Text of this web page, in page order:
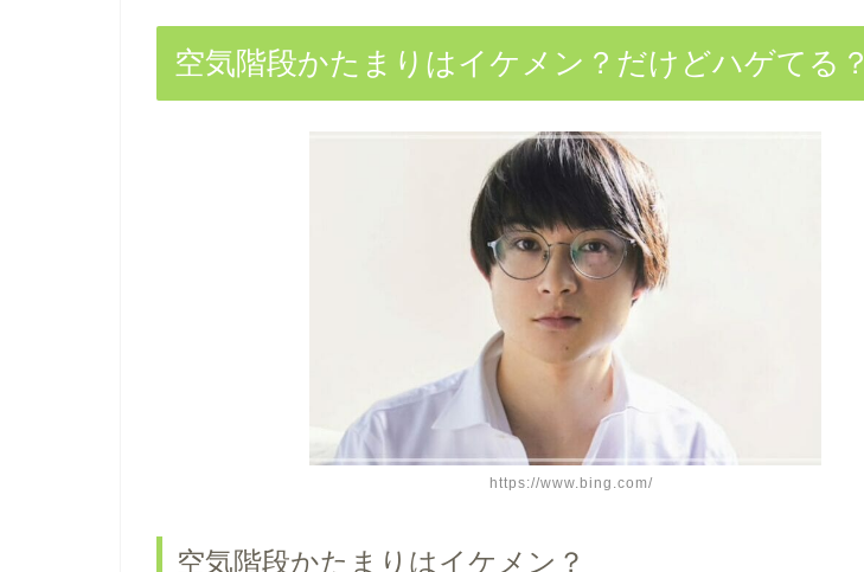
空気階段かたまりはイケメン？だけどハゲてる？
https://www.bing.com/
空気階段かたまりはイケメン？